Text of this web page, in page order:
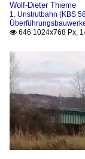
Wolf-Dieter Thieme
1. Unstrutbahn (KBS
 646 1024x768 Px,